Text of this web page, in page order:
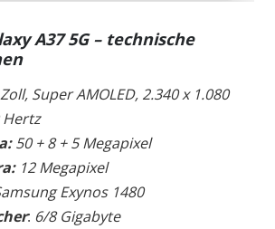
A37 5G– technische
Super AMOLED, 2.340 x 1.080
Hertz
50 + 8 + 5 Megapixel
12 Megapixel
Exynos 1480
: 6/8 Gigabyte